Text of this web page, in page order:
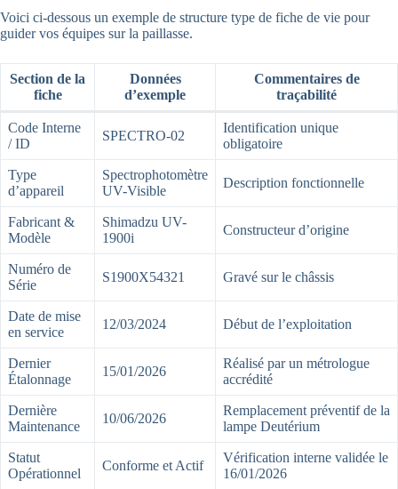
Voici ci-dessous un exemple de structure type de fiche de vie pour
guider vos équipes sur la paillasse.
Section de la
fiche
Données
d’exemple
Commentaires de
traçabilité
Code Interne
/ ID
SPECTRO-02
Identification unique
obligatoire
Type
d’appareil
Spectrophotomètre
UV-Visible
Description fonctionnelle
Fabricant &
Modèle
Shimadzu UV-
1900i
Constructeur d’origine
Numéro de
Série
S1900X54321 Gravé sur le châssis
Date de mise
en service
12/03/2024 Début de l’exploitation
Dernier
Étalonnage
15/01/2026
Réalisé par un métrologue
accrédité
Dernière
Maintenance
10/06/2026
Remplacement préventif de la
lampe Deutérium
Statut
Opérationnel
Conforme et Actif
Vérification interne validée le
16/01/2026